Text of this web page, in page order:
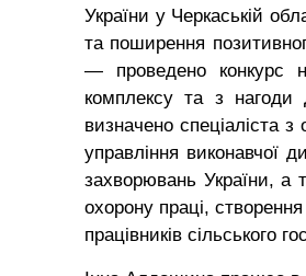
України у Черкаській
та поширення
— проведено конкурс
комплексу та з нагоди
визначено спеціаліста
управління виконавчої
захворювань України, а
охорону праці,
працівників сільського